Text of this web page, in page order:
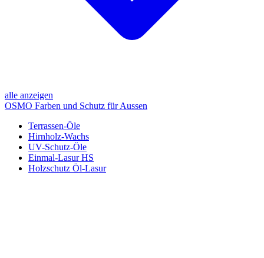
alle anzeigen
OSMO Farben und Schutz für Aussen
Terrassen-Öle
Hirnholz-Wachs
UV-Schutz-Öle
Einmal-Lasur HS
Holzschutz Öl-Lasur